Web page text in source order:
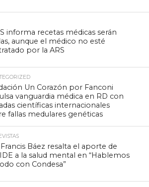
informa recetas médicas serán
aunque el médico no esté
por la ARS
Un Corazón por Fanconi
vanguardia médica en RD con
científicas internacionales
fallas medulares genéticas
Francis Báez resalta el aporte de
a la salud mental en “Hablemos
con Condesa”